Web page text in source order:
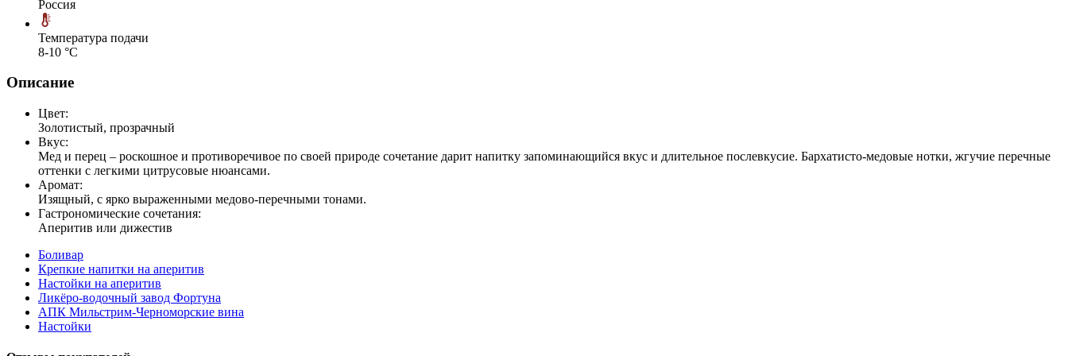
Россия
Температура подачи
8-10 °С
Описание
Цвет:
Золотистый, прозрачный
Вкус:
Мед и перец – роскошное и противоречивое по своей природе сочетание дарит напитку запоминающийся вкус и длительное послевкусие. Бархатисто-медовые нотки, жгучие перечные
оттенки с легкими цитрусовые нюансами.
Аромат:
Изящный, с ярко выраженными медово-перечными тонами.
Гастрономические сочетания:
Аперитив или дижестив
Боливар
Крепкие напитки на аперитив
Настойки на аперитив
Ликёро-водочный завод Фортуна
АПК Мильстрим-Черноморские вина
Настойки